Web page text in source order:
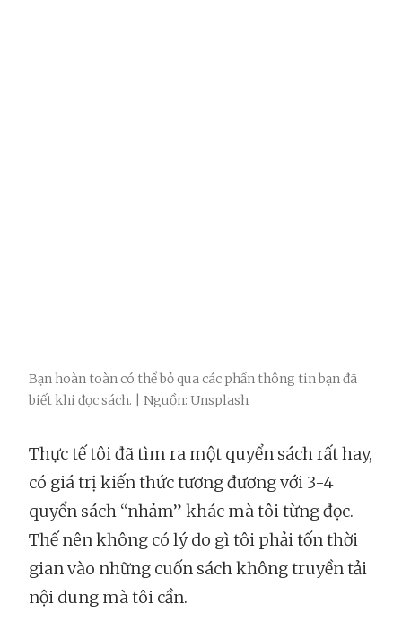
Bạn hoàn toàn có thể bỏ qua các phần thông tin bạn đã
biết khi đọc sách. | Nguồn: Unsplash
Thực tế tôi đã tìm ra một quyển sách rất hay,
có giá trị kiến thức tương đương với 3-4
quyển sách “nhảm” khác mà tôi từng đọc.
Thế nên không có lý do gì tôi phải tốn thời
gian vào những cuốn sách không truyền tải
nội dung mà tôi cần.